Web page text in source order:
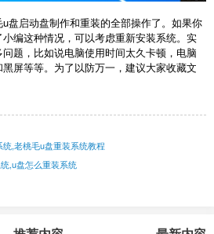
盘启动盘制作和重装的全部操作了。如果你
编这种情况，可以考虑重新安装系统。实
题，比如说电脑使用时间太久卡顿，电脑
屏等等。为了以防万一，建议大家收藏文
,老桃毛u盘重装系统教程
,u盘怎么重装系统